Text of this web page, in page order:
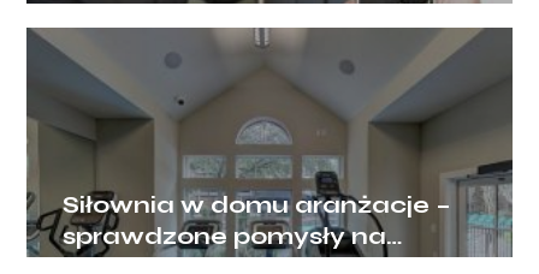
Siłownia w domu aranżacje –
sprawdzone pomysły na
domową siłownię